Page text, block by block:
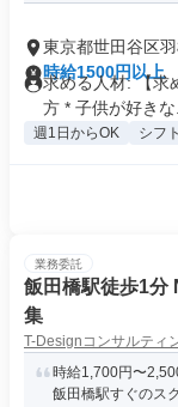
東京都世田谷区
時給1500円以上
求める人材: 【求
方 * 子供が好きな
週1日からOK シフ
業務委託
飯田橋駅徒歩1分
集
T-Designコンサルティ
時給1,700円〜
飯田橋駅すぐのス